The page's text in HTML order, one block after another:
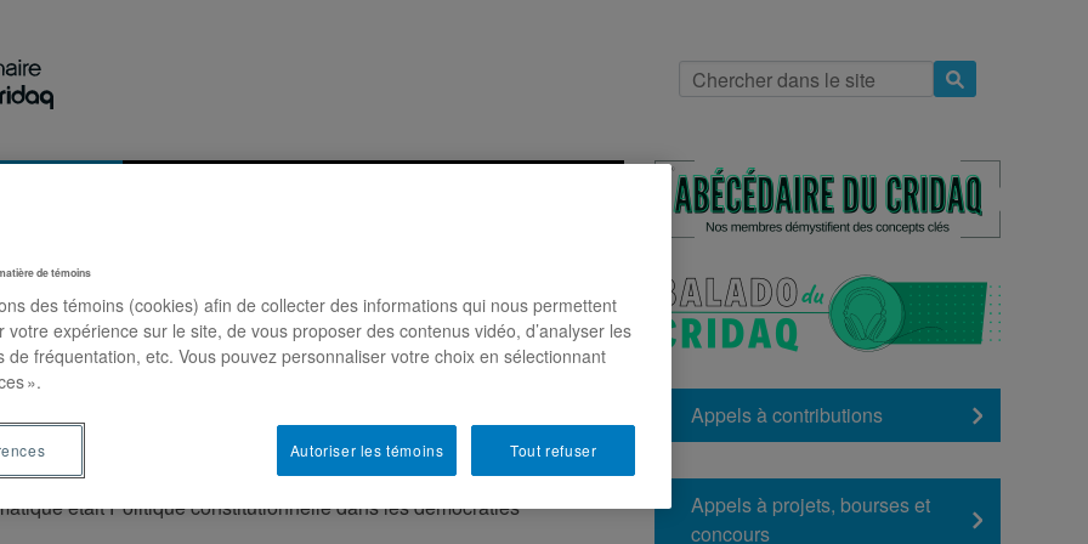
démocraties multinationales
Eugénie Brouillet Woehrling, JoséFrançois Rocher
(CRSH) a financé, via son programme de subvention Savoir,
était Politique constitutionnelle dans les démocraties
Appels à contributions
Appels à projets, bourses et
concours
de témoins
des témoins (cookies) afin de collecter des informations qui nous permettent
votre expérience sur le site, de vous proposer des contenus vidéo, d’analyser les
de fréquentation, etc. Vous pouvez personnaliser votre choix en sélectionnant
».
Tout refuser
Autoriser les témoins